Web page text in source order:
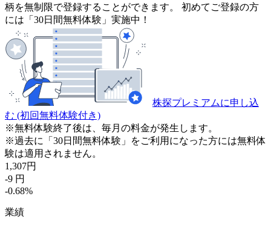
柄を無制限で登録することができます。 初めてご登録の方
には「30日間無料体験」実施中！
株探プレミアムに申し込
む (初回無料体験付き)
※無料体験終了後は、毎月の料金が発生します。
※過去に「30日間無料体験」をご利用になった方には無料体
験は適用されません。
1,307円
-9 円
-0.68%
業績